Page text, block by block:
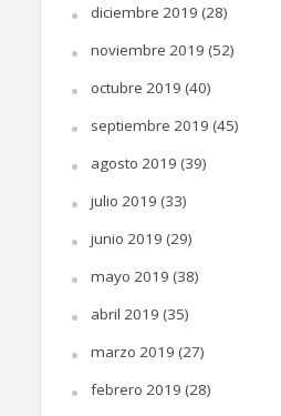
diciembre 2019 (28)
noviembre 2019 (52)
octubre 2019 (40)
septiembre 2019 (45)
agosto 2019 (39)
julio 2019 (33)
junio 2019 (29)
mayo 2019 (38)
abril 2019 (35)
marzo 2019 (27)
febrero 2019 (28)